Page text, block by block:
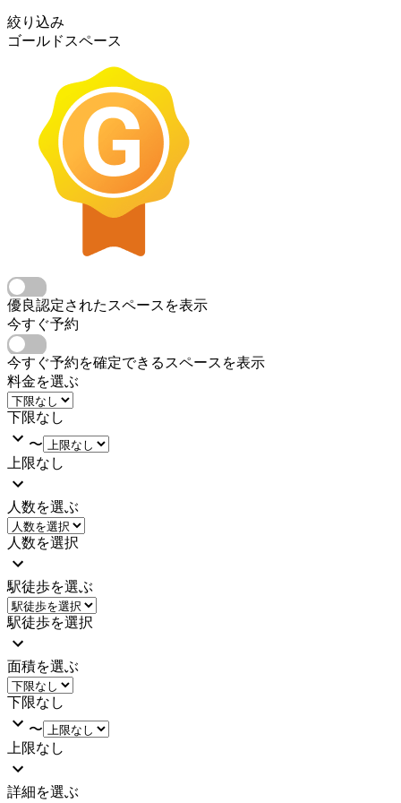
絞り込み
ゴールドスペース
優良認定されたスペースを表示
今すぐ予約
今すぐ予約を確定できるスペースを表示
料金を選ぶ
下限なし
〜
上限なし
人数を選ぶ
人数を選択
駅徒歩を選ぶ
駅徒歩を選択
面積を選ぶ
下限なし
〜
上限なし
詳細を選ぶ